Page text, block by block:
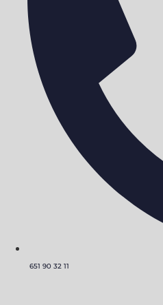
651 90 32 11